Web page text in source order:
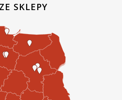
SKLEPY